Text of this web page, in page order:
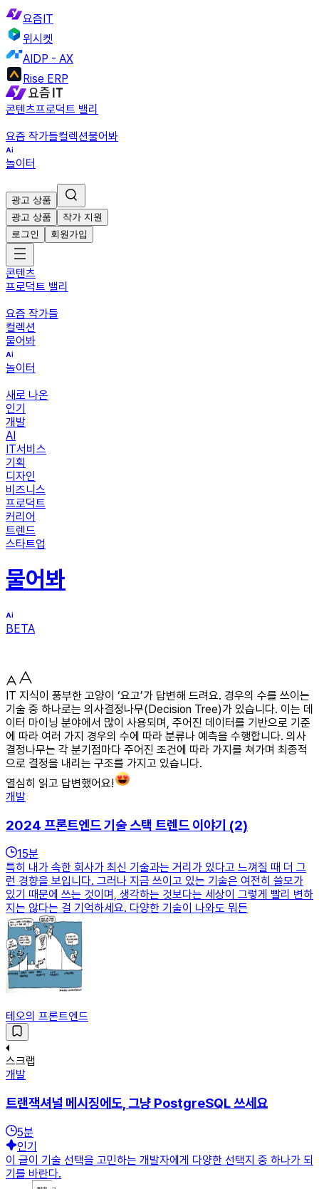
요즘IT
위시켓
AIDP - AX
Rise ERP
콘텐츠프로덕트 밸리
요즘 작가들컬렉션물어봐
놀이터
광고 상품
광고 상품
작가 지원
로그인
회원가입
콘텐츠
프로덕트 밸리
요즘 작가들
컬렉션
물어봐
놀이터
새로 나온
인기
개발
AI
IT서비스
기획
디자인
비즈니스
프로덕트
커리어
트렌드
스타트업
물어봐
BETA
IT 지식이 풍부한 고양이 ‘요고’가 답변해 드려요. 경우의 수를 쓰이는
기술 중 하나로는 의사결정나무(Decision Tree)가 있습니다. 이는 데
이터 마이닝 분야에서 많이 사용되며, 주어진 데이터를 기반으로 기준
에 따라 여러 가지 경우의 수에 따라 분류나 예측을 수행합니다. 의사
결정나무는 각 분기점마다 주어진 조건에 따라 가지를 쳐가며 최종적
으로 결정을 내리는 구조를 가지고 있습니다.
열심히 읽고 답변했어요!
개발
2024 프론트엔드 기술 스택 트렌드 이야기 (2)
15분
특히 내가 속한 회사가 최신 기술과는 거리가 있다고 느껴질 때 더 그
런 경향을 보입니다. 그러나 지금 쓰이고 있는 기술은 여전히 쓸모가
있기 때문에 쓰는 것이며, 생각하는 것보다는 세상이 그렇게 빨리 변하
지는 않다는 걸 기억하세요. 다양한 기술이 나와도 뭐든
테오의 프론트엔드
스크랩
개발
트랜잭셔널 메시징에도, 그냥 PostgreSQL 쓰세요
5분
인기
이 글이 기술 선택을 고민하는 개발자에게 다양한 선택지 중 하나가 되
기를 바란다.